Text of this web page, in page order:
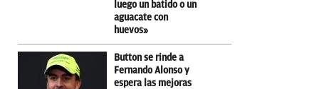
luego un batido o un
aguacate con
huevos»
Button se rinde a
Fernando Alonso y
espera las mejoras